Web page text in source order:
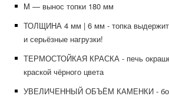
M — вынос топки 180 мм
ТОЛЩИНА 4 мм | 6 мм - топка
и серьёзные нагрузки!
ТЕРМОСТОЙКАЯ КРАСКА - печь
краской чёрного цвета
УВЕЛИЧЕННЫЙ ОБЪЁМ КАМЕНКИ -